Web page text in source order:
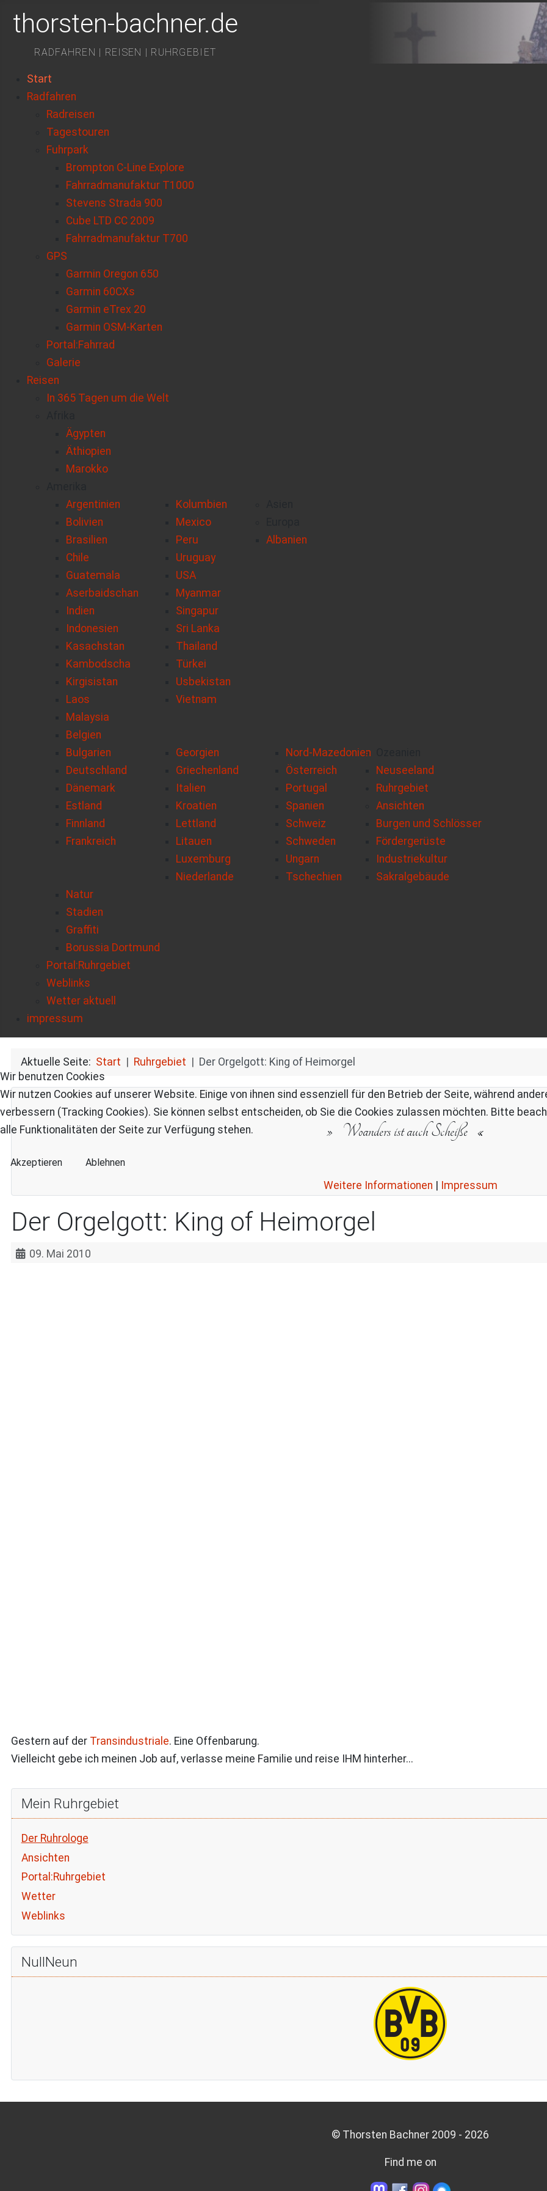
thorsten-bachner.de
RADFAHREN | REISEN | RUHRGEBIET
Start
Radfahren
Radreisen
Tagestouren
Fuhrpark
Brompton C-Line Explore
Fahrradmanufaktur T1000
Stevens Strada 900
Cube LTD CC 2009
Fahrradmanufaktur T700
GPS
Garmin Oregon 650
Garmin 60CXs
Garmin eTrex 20
Garmin OSM-Karten
Portal:Fahrrad
Galerie
Reisen
In 365 Tagen um die Welt
Ägypten
Äthiopien
Marokko
Argentinien
Bolivien
Brasilien
Chile
Guatemala
Kolumbien
Mexico
Peru
Uruguay
USA
Aserbaidschan
Indien
Indonesien
Kasachstan
Kambodscha
Kirgisistan
Laos
Malaysia
Myanmar
Singapur
Sri Lanka
Thailand
Türkei
Usbekistan
Vietnam
Albanien
Belgien
Bulgarien
Deutschland
Dänemark
Estland
Finnland
Frankreich
Georgien
Griechenland
Italien
Kroatien
Lettland
Litauen
Luxemburg
Niederlande
Nord-Mazedonien
Österreich
Portugal
Spanien
Schweiz
Schweden
Ungarn
Tschechien
Neuseeland
Ruhrgebiet
Ansichten
Burgen und Schlösser
Fördergerüste
Industriekultur
Sakralgebäude
Natur
Stadien
Graffiti
Borussia Dortmund
Portal:Ruhrgebiet
Weblinks
Wetter aktuell
impressum
Aktuelle Seite: Start Ruhrgebiet Der Orgelgott: King of Heimorgel
Woanders ist auch Scheiße
Der Orgelgott: King of Heimorgel
09. Mai 2010
Gestern auf der Transindustriale. Eine Offenbarung.
Vielleicht gebe ich meinen Job auf, verlasse meine Familie und reise IHM hinterher...
Mein Ruhrgebiet
Der Ruhrologe
Ansichten
Portal:Ruhrgebiet
Wetter
Weblinks
NullNeun
© Thorsten Bachner 2009 - 2026
Find me on
Wir benutzen Cookies
Wir nutzen Cookies auf unserer Website. Einige von ihnen sind essenziell für den Betrieb der Seite, während
verbessern (Tracking Cookies). Sie können selbst entscheiden, ob Sie die Cookies zulassen möchten. Bitte
alle Funktionalitäten der Seite zur Verfügung stehen.
Akzeptieren Ablehnen
Weitere Informationen | Impressum